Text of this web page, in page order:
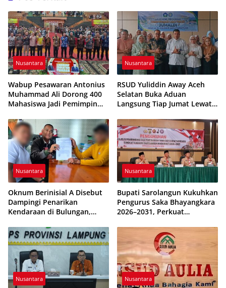
Nusantara
Wabup Pesawaran Antonius
Muhammad Ali Dorong 400
Mahasiswa Jadi Pemimpin
Nusantara
RSUD Yuliddin Away Aceh
Selatan Buka Aduan
Langsung Tiap Jumat Lewat
Nusantara
Oknum Berinisial A Disebut
Dampingi Penarikan
Kendaraan di Bulungan,
Nusantara
Bupati Sarolangun Kukuhkan
Pengurus Saka Bhayangkara
2026–2031, Perkuat
Generasi Muda
Nusantara Nusantara